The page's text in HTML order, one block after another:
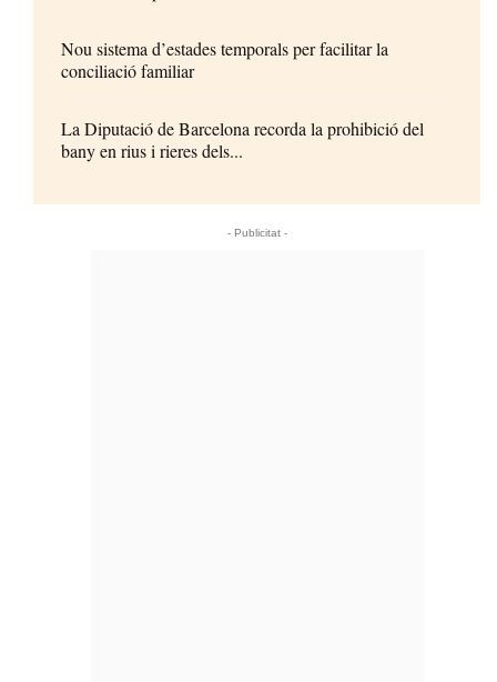
Nou sistema d’estades temporals per facilitar la
conciliació familiar
La Diputació de Barcelona recorda la prohibició del
bany en rius i rieres dels...
- Publicitat -